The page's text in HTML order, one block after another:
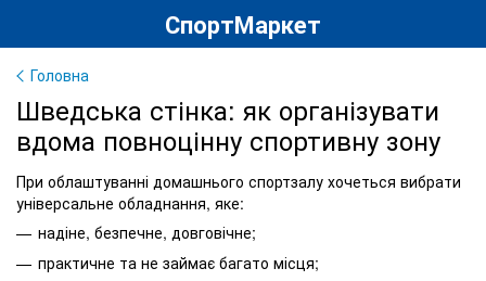
СпортМаркет
Головна
Шведська стінка: як організувати
вдома повноцінну спортивну зону
При облаштуванні домашнього спортзалу хочеться вибрати
універсальне обладнання, яке:
надіне, безпечне, довговічне;
практичне та не займає багато місця;